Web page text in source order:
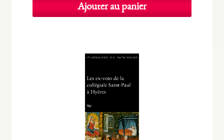
Ajouter au panier